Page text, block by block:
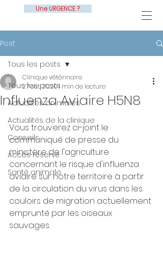
Une URGENCE ?
Post
Tous les posts
Actualités animales
Actualités de la clinique
Conseils
Accès réservé
Santé animale
Tous les posts
Influenza Aviaire H5N8
Clinique vétérinaire
27 oct. 20201 min de lecture
Vous trouverez ci-joint le
communiqué de presse du
ministère de l'agriculture
concernant le risque d'influenza
aviaire sur notre territoire à partir
de la circulation du virus dans les
couloirs de migration actuellement
emprunté par les oiseaux
sauvages.